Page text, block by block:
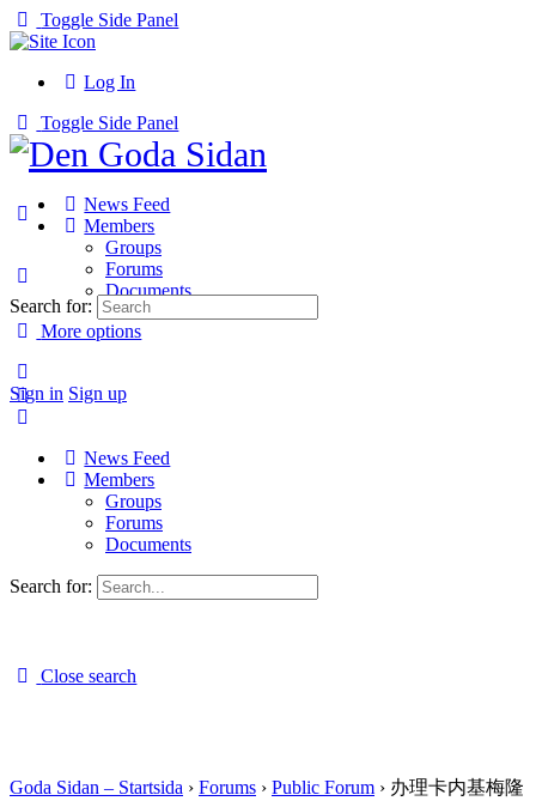
Toggle Side Panel
Log In
Toggle Side Panel
News Feed
Members
Groups
Forums
Documents
More options
Sign in Sign up
Search for:
News Feed
Members
Groups
Forums
Documents
Search for:
Close search
Goda Sidan – Startsida › Forums › Public Forum › 办理卡内基梅隆